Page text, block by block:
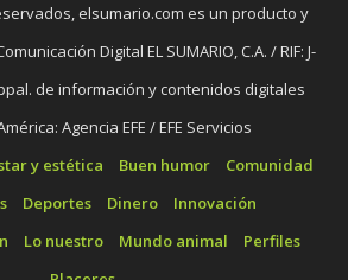
elsumario.com es un producto y
Digital EL SUMARIO, C.A. / RIF: J-
de información y contenidos digitales
Agencia EFE / EFE Servicios
y estética Buen humor
Comunidad
Deportes Dinero
Innovación
Lo nuestro Mundo animal
Perfiles